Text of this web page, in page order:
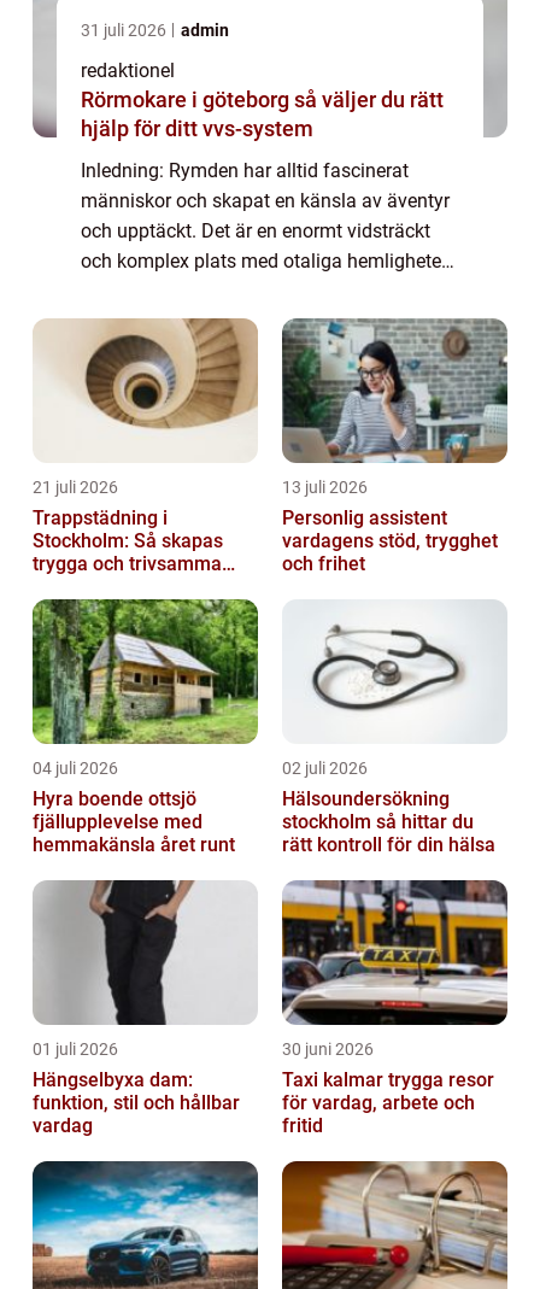
31 juli 2026 admin
redaktionel
Rörmokare i göteborg så väljer du rätt
hjälp för ditt vvs-system
Inledning: Rymden har alltid fascinerat
människor och skapat en känsla av äventyr
och upptäckt. Det är en enormt vidsträckt
och komplex plats med otaliga hemligheter
Denna artikel ger en översiktlig men grun...
21 juli 2026
Trappstädning i
Stockholm: Så skapas
trygga och trivsamma
13 juli 2026
Personlig assistent
vardagens stöd, trygghet
och frihet
04 juli 2026
Hyra boende ottsjö
fjällupplevelse med
hemmakänsla året runt
02 juli 2026
Hälsoundersökning
stockholm så hittar du
rätt kontroll för din hälsa
01 juli 2026
Hängselbyxa dam:
funktion, stil och hållbar
vardag
30 juni 2026
Taxi kalmar trygga resor
för vardag, arbete och
fritid